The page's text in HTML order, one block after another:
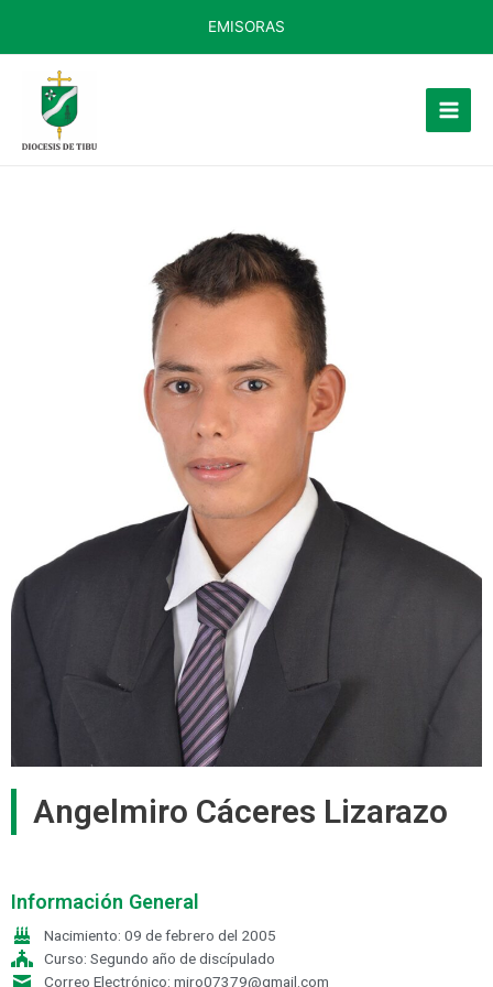
EMISORAS
Angelmiro Cáceres Lizarazo
Información General
Nacimiento: 09 de febrero del 2005
Curso: Segundo año de discípulado
Correo Electrónico: miro07379@gmail.com